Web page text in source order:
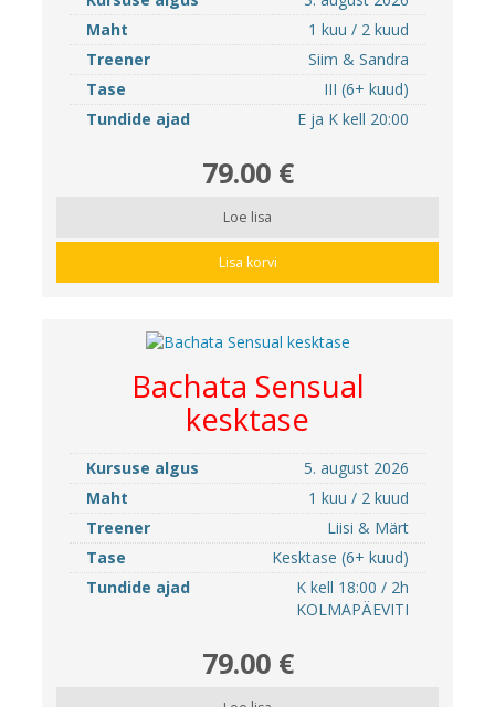
Maht
1 kuu / 2 kuud
Treener
Siim & Sandra
Tase
III (6+ kuud)
Tundide ajad
E ja K kell 20:00
79.00 €
Loe lisa
Lisa korvi
Bachata Sensual
kesktase
Kursuse algus
5. august 2026
Maht
1 kuu / 2 kuud
Treener
Liisi & Märt
Tase
Kesktase (6+ kuud)
Tundide ajad
K kell 18:00 / 2h
KOLMAPÄEVITI
79.00 €